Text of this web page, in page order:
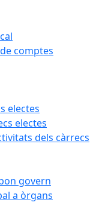
comptes
electes
electes
dels càrrecs
govern
a òrgans